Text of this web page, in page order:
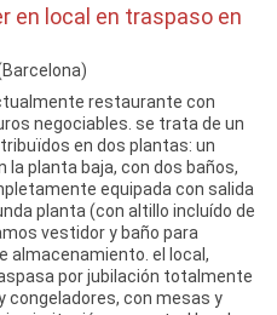
en local en traspaso en
restaurante con
negociables. se trata de un
en dos plantas: un
planta baja, con dos baños,
equipada con salida
planta (con altillo incluído de
vestidor y baño para
almacenamiento. el local,
por jubilación totalmente
congeladores, con mesas y